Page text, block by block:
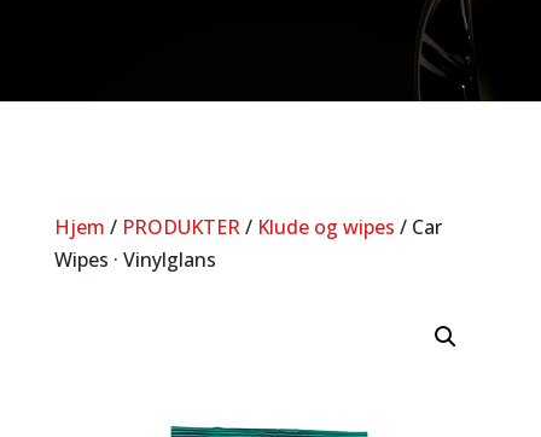
Hjem / PRODUKTER/ Klude og wipes / Car
Wipes · Vinylglans